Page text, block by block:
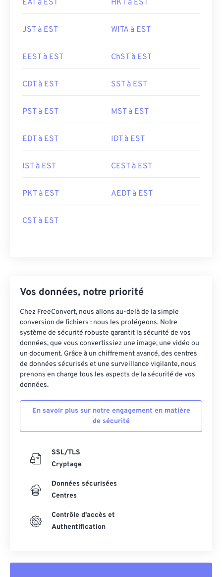
EAT à EST HKT à EST
JST à EST WITA à EST
EEST à EST ChST à EST
CDT à EST SST à EST
PST à EST MST à EST
EDT à EST IDT à EST
IST à EST CEST à EST
PKT à EST AEDT à EST
CST à EST
Vos données, notre priorité
Chez FreeConvert, nous allons au-delà de la simple
conversion de fichiers : nous les protégeons. Notre
système de sécurité robuste garantit la sécurité de vos
données, que vous convertissiez une image, une vidéo ou
un document. Grâce à un chiffrement avancé, des centres
de données sécurisés et une surveillance vigilante, nous
prenons en charge tous les aspects de la sécurité de vos
données.
En savoir plus sur notre engagement en matière
de sécurité
SSL/TLS
Cryptage
Données sécurisées
Centres
Contrôle d'accès et
Authentification